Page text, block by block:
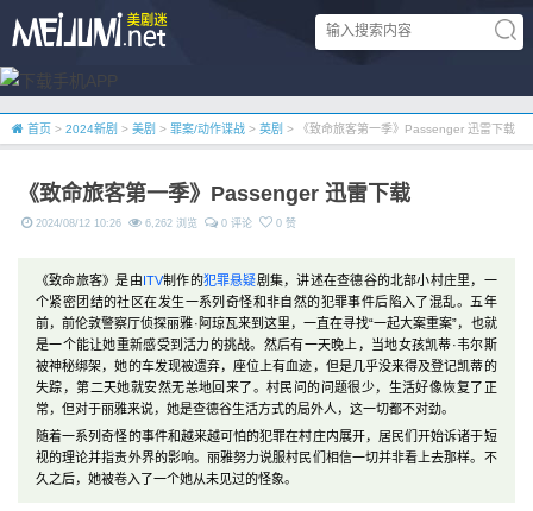
首页 > 2024新剧 > 美剧 > 罪案/动作谍战 > 英剧 > 《致命旅客第一季》Passenger 迅雷下载
《致命旅客第一季》Passenger 迅雷下载
2024/08/12 10:26 6,262 浏览 0 评论 0 赞
《致命旅客》是由ITV制作的犯罪悬疑剧集，讲述在查德谷的北部小村庄里，一
个紧密团结的社区在发生一系列奇怪和非自然的犯罪事件后陷入了混乱。五年
前，前伦敦警察厅侦探丽雅·阿琼瓦来到这里，一直在寻找“一起大案重案”，也就
是一个能让她重新感受到活力的挑战。然后有一天晚上，当地女孩凯蒂·韦尔斯
被神秘绑架，她的车发现被遗弃，座位上有血迹，但是几乎没来得及登记凯蒂的
失踪，第二天她就安然无恙地回来了。村民问的问题很少，生活好像恢复了正
常，但对于丽雅来说，她是查德谷生活方式的局外人，这一切都不对劲。
随着一系列奇怪的事件和越来越可怕的犯罪在村庄内展开，居民们开始诉诸于短
视的理论并指责外界的影响。丽雅努力说服村民们相信一切并非看上去那样。不
久之后，她被卷入了一个她从未见过的怪象。